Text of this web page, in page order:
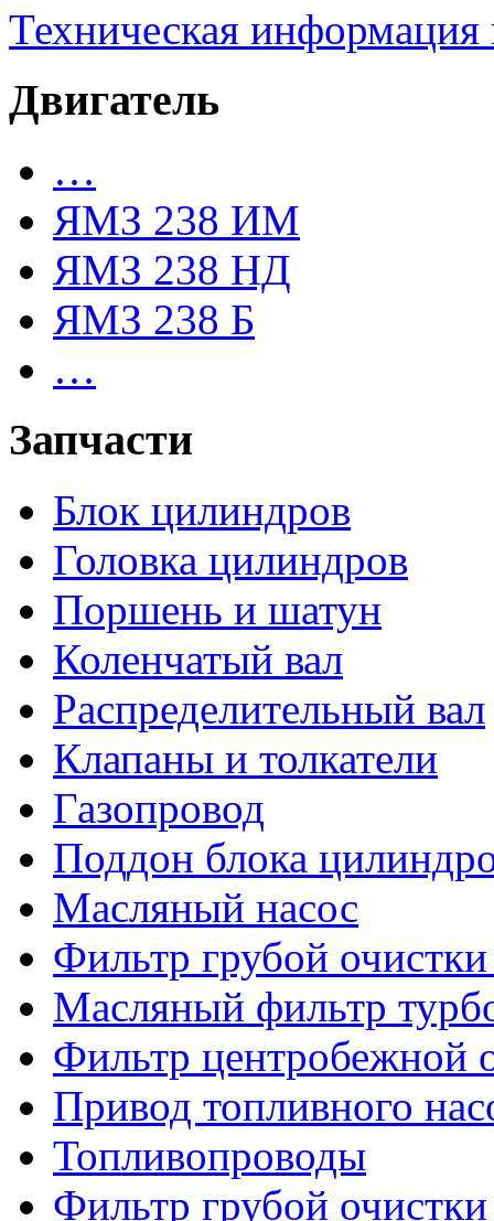
Техническая
Двигатель
…
ЯМЗ 238 ИМ
ЯМЗ 238 НД
ЯМЗ 238 Б
…
Запчасти
Блок цилиндров
Головка цилиндров
Поршень и шатун
Коленчатый вал
Распределительный вал
Клапаны и толкатели
Газопровод
Поддон блока
Масляный насос
Фильтр грубой
Масляный фильтр
Фильтр центробежной
Привод топливного
Топливопроводы
Фильтр грубой